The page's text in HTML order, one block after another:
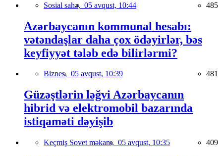
Sosial sahə, 05 avqust, 10:44 485
Azərbaycanın kommunal hesabı:
vətəndaşlar daha çox ödəyirlər, bəs
keyfiyyət tələb edə bilirlərmi?
Biznes, 05 avqust, 10:39 481
Güzəştlərin ləğvi Azərbaycanın
hibrid və elektromobil bazarında
istiqaməti dəyişib
Keçmiş Sovet məkanı, 05 avqust, 10:35 409